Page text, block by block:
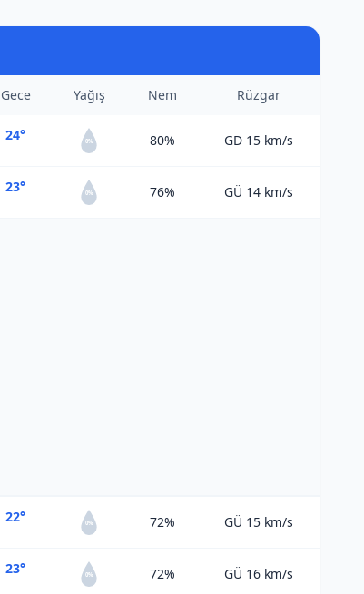
Gece Yağış Nem Rüzgar
24° 0% 80% GD 15 km/s
23° 0% 76% GÜ 14 km/s
22° 0% 72% GÜ 15 km/s
23° 0% 72% GÜ 16 km/s